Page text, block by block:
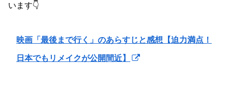
います👇
映画「最後まで行く」のあらすじと感想【迫力満点！
日本でもリメイクが公開間近】